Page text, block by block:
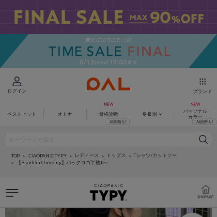
ログイン ブランド
ベストヒット オトナ 骨格診断 身長別
パーソナル
カラー
TOP CIAOPANIC TYPY レディース トップス
Tシャツ/カットソー
【Franklin Climbing】バックロゴ半袖Tee